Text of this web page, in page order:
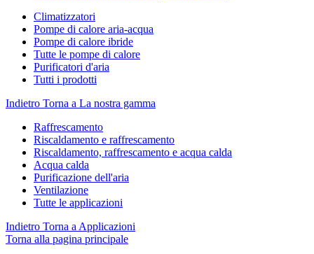
Climatizzatori
Pompe di calore aria-acqua
Pompe di calore ibride
Tutte le pompe di calore
Purificatori d'aria
Tutti i prodotti
Indietro Torna a La nostra gamma
Raffrescamento
Riscaldamento e raffrescamento
Riscaldamento, raffrescamento e acqua calda
Acqua calda
Purificazione dell'aria
Ventilazione
Tutte le applicazioni
Indietro Torna a Applicazioni
Torna alla pagina principale